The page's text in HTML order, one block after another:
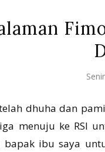
dhuha dan
menuju ke RSI
bapak ibu saya